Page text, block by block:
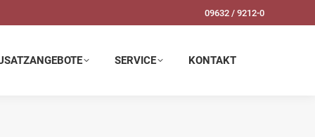
09632 / 9212-0
SERVICE KONTAKT